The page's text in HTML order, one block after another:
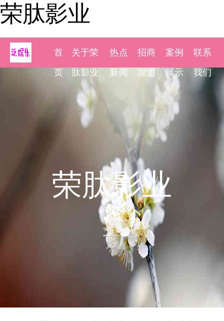
荣肽影业
首
页
关于荣
肽影业
热点
新闻
招商
加盟
案例
展示
联系
我们
荣肽影业